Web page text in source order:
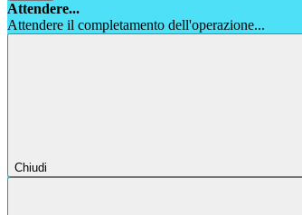
Attendere...
Attendere il completamento dell'operazione...
Chiudi